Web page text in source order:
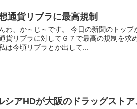
通貨リブラに最高規制
わ、か～じ～です。 今日の新聞のトッ
貨リブラに対してＧ７で最高の規制を求
は今頃リブラとか出して...
シアHDが大阪のドラッグスト